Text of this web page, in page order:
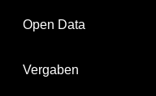
Open Data
Vergaben